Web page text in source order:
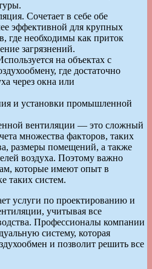
Сочетает в себе обе
эффективной для крупных
где необходимы как приток
загрязнений.
на объектах с
где достаточно
через окна или
и установки промышленной
вентиляции — это сложный
множества факторов, таких
размеры помещений, а также
воздуха. Поэтому важно
которые имеют опыт в
таких систем.
услуги по проектированию и
учитывая все
Профессионалы компании
систему, которая
и позволит решить все